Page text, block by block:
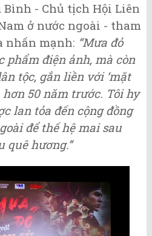
- Chủ tịch Hội Liên
ở nước ngoài - tham
nhấn mạnh: “Mưa đỏ
phẩm điện ảnh, mà còn
tộc, gắn liền với ‘mặt
hơn 50 năm trước. Tôi hy
lan tỏa đến cộng đồng
để thế hệ mai sau
quê hương.”